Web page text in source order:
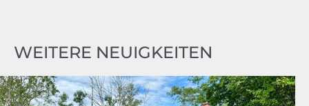
WEITERE NEUIGKEITEN